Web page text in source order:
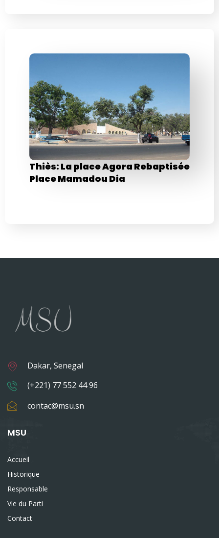
Thiès: La place Agora Rebaptisée
Place Mamadou Dia
Dakar, Senegal
(+221) 77 552 44 96
contac@msu.sn
MSU
Accueil
Historique
Responsable
Vie du Parti
Contact